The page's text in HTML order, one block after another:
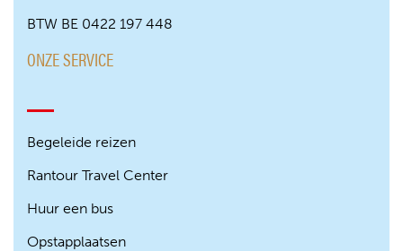
BTW BE 0422 197 448
ONZE SERVICE
Begeleide reizen
Rantour Travel Center
Huur een bus
Opstapplaatsen